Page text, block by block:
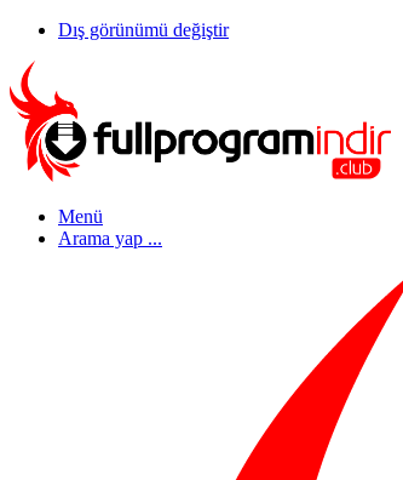
Dış görünümü değiştir
Menü
Arama yap ...